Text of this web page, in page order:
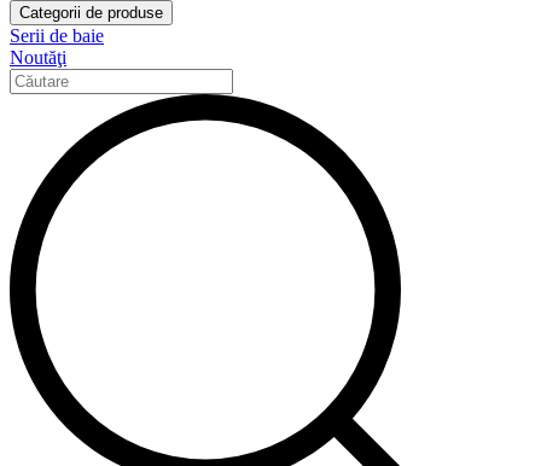
Categorii de produse
Serii de baie
Noutăţi